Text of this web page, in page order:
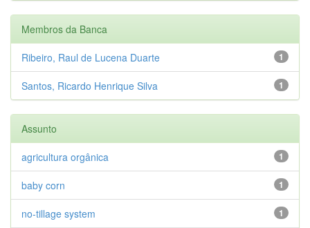
Membros da Banca
1
Ribeiro, Raul de Lucena Duarte
1
Santos, Ricardo Henrique Silva
Assunto
1
agricultura orgânica
1
baby corn
1
no-tillage system